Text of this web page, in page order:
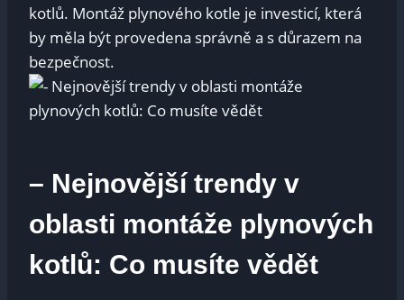
kotlů. Montáž plynového kotle je investicí, která
by měla být provedena správně a s důrazem na
bezpečnost.
– Nejnovější trendy v
oblasti montáže plynových
kotlů: Co musíte vědět